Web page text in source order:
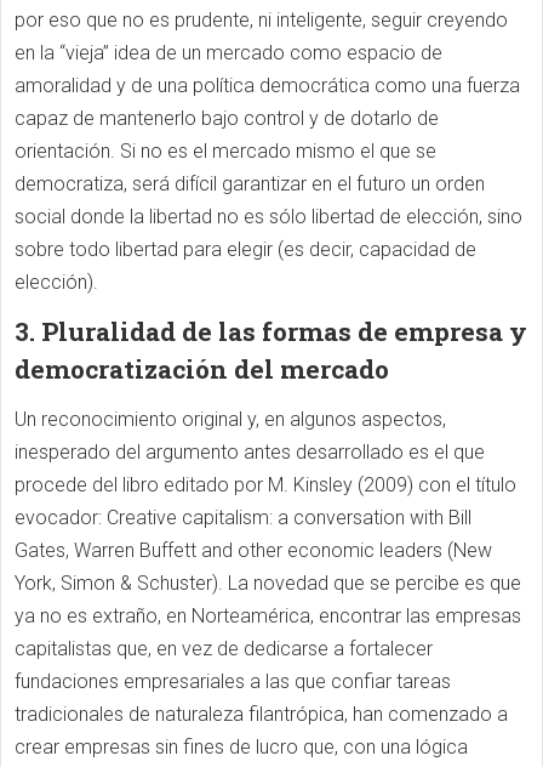
por eso que no es prudente, ni inteligente, seguir creyendo
en la “vieja” idea de un mercado como espacio de
amoralidad y de una política democrática como una fuerza
capaz de mantenerlo bajo control y de dotarlo de
orientación. Si no es el mercado mismo el que se
democratiza, será difícil garantizar en el futuro un orden
social donde la libertad no es sólo libertad de elección, sino
sobre todo libertad para elegir (es decir, capacidad de
elección).
3. Pluralidad de las formas de empresa y
democratización del mercado
Un reconocimiento original y, en algunos aspectos,
inesperado del argumento antes desarrollado es el que
procede del libro editado por M. Kinsley (2009) con el título
evocador: Creative capitalism: a conversation with Bill
Gates, Warren Buffett and other economic leaders (New
York, Simon & Schuster). La novedad que se percibe es que
ya no es extraño, en Norteamérica, encontrar las empresas
capitalistas que, en vez de dedicarse a fortalecer
fundaciones empresariales a las que confiar tareas
tradicionales de naturaleza filantrópica, han comenzado a
crear empresas sin fines de lucro que, con una lógica